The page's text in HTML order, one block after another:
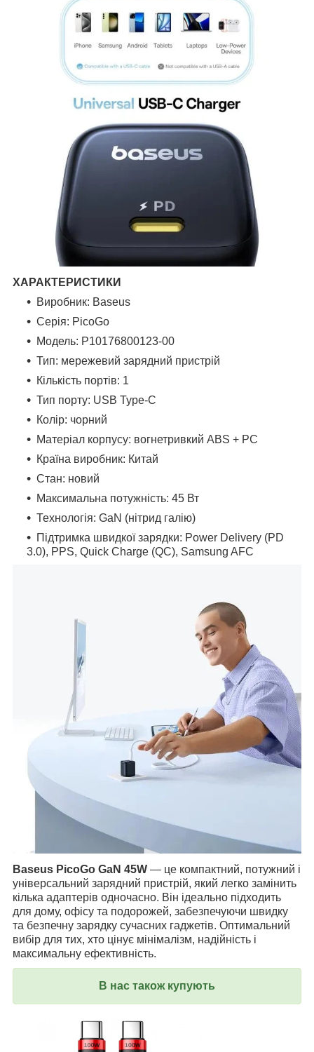
ХАРАКТЕРИСТИКИ
Виробник: Baseus
Серія: PicoGo
Модель: P10176800123-00
Тип: мережевий зарядний пристрій
Кількість портів: 1
Тип порту: USB Type-C
Колір: чорний
Матеріал корпусу: вогнетривкий ABS + PC
Країна виробник: Китай
Стан: новий
Максимальна потужність: 45 Вт
Технологія: GaN (нітрид галію)
Підтримка швидкої зарядки: Power Delivery (PD
3.0), PPS, Quick Charge (QC), Samsung AFC
Baseus PicoGo GaN 45W — це компактний, потужний і
універсальний зарядний пристрій, який легко замінить
кілька адаптерів одночасно. Він ідеально підходить
для дому, офісу та подорожей, забезпечуючи швидку
та безпечну зарядку сучасних гаджетів. Оптимальний
вибір для тих, хто цінує мінімалізм, надійність і
максимальну ефективність.
В нас також купують